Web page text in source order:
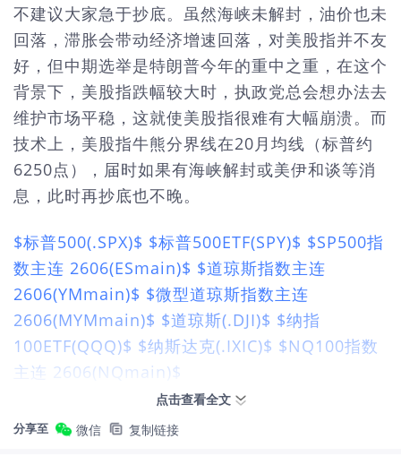
不建议大家急于抄底。虽然海峡未解封，油价也未
回落，滞胀会带动经济增速回落，对美股指并不友
好，但中期选举是特朗普今年的重中之重，在这个
背景下，美股指跌幅较大时，执政党总会想办法去
维护市场平稳，这就使美股指很难有大幅崩溃。而
技术上，美股指牛熊分界线在20月均线（标普约
6250点），届时如果有海峡解封或美伊和谈等消
息，此时再抄底也不晚。
$标普500(.SPX)$ $标普500ETF(SPY)$ $SP500指
数主连 2606(ESmain)$ $道琼斯指数主连
2606(YMmain)$ $微型道琼斯指数主连
2606(MYMmain)$ $道琼斯(.DJI)$ $纳指
100ETF(QQQ)$ $纳斯达克(.IXIC)$ $NQ100指数
主连 2606(NQmain)$
点击查看全文
分享至 微信 复制链接